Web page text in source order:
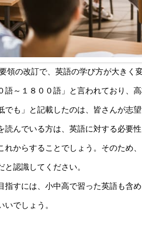
領の改訂で、英語の学び方が大きく
語～１８００語」と言われており、
でも」と記載したのは、皆さんが志
読んでいる方は、英語に対する必要
れからすることでしょう。そのため
と認識してください。
指すには、小中高で習った英語も含
いでしょう。